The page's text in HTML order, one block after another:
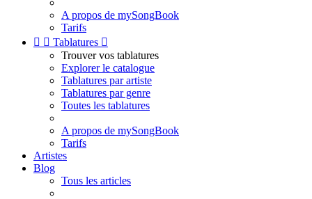
A propos de mySongBook
Tarifs
  Tablatures 
Trouver vos tablatures
Explorer le catalogue
Tablatures par artiste
Tablatures par genre
Toutes les tablatures
A propos de mySongBook
Tarifs
Artistes
Blog
Tous les articles